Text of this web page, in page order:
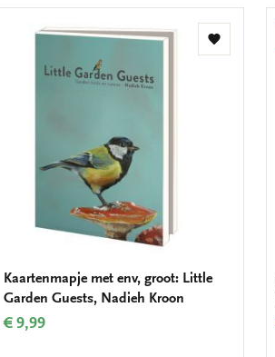
Toevoegen
Kaartenmapje met env, groot: Little
Garden Guests, Nadieh Kroon
€ 9,99